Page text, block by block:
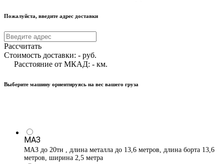
Пожалуйста, введите адрес доставки
Рассчитать
Стоимость доставки: - руб.
Расстояние от МКАД: - км.
Выберите машину ориентируясь на вес вашего груза
МАЗ
МАЗ до 20тн , длина металла до 13,6 метров, длина борта 13,6
метров, ширина 2,5 метра